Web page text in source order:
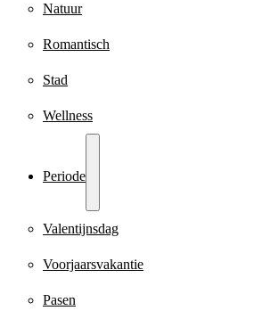
Natuur
Romantisch
Stad
Wellness
Periode
Valentijnsdag
Voorjaarsvakantie
Pasen